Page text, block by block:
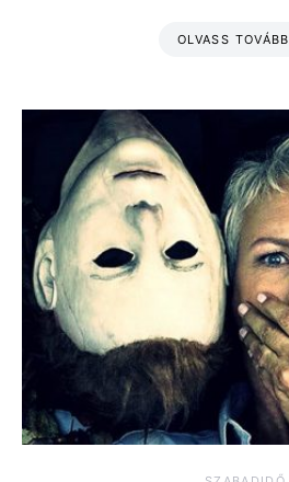
OLVASS TOVÁBB